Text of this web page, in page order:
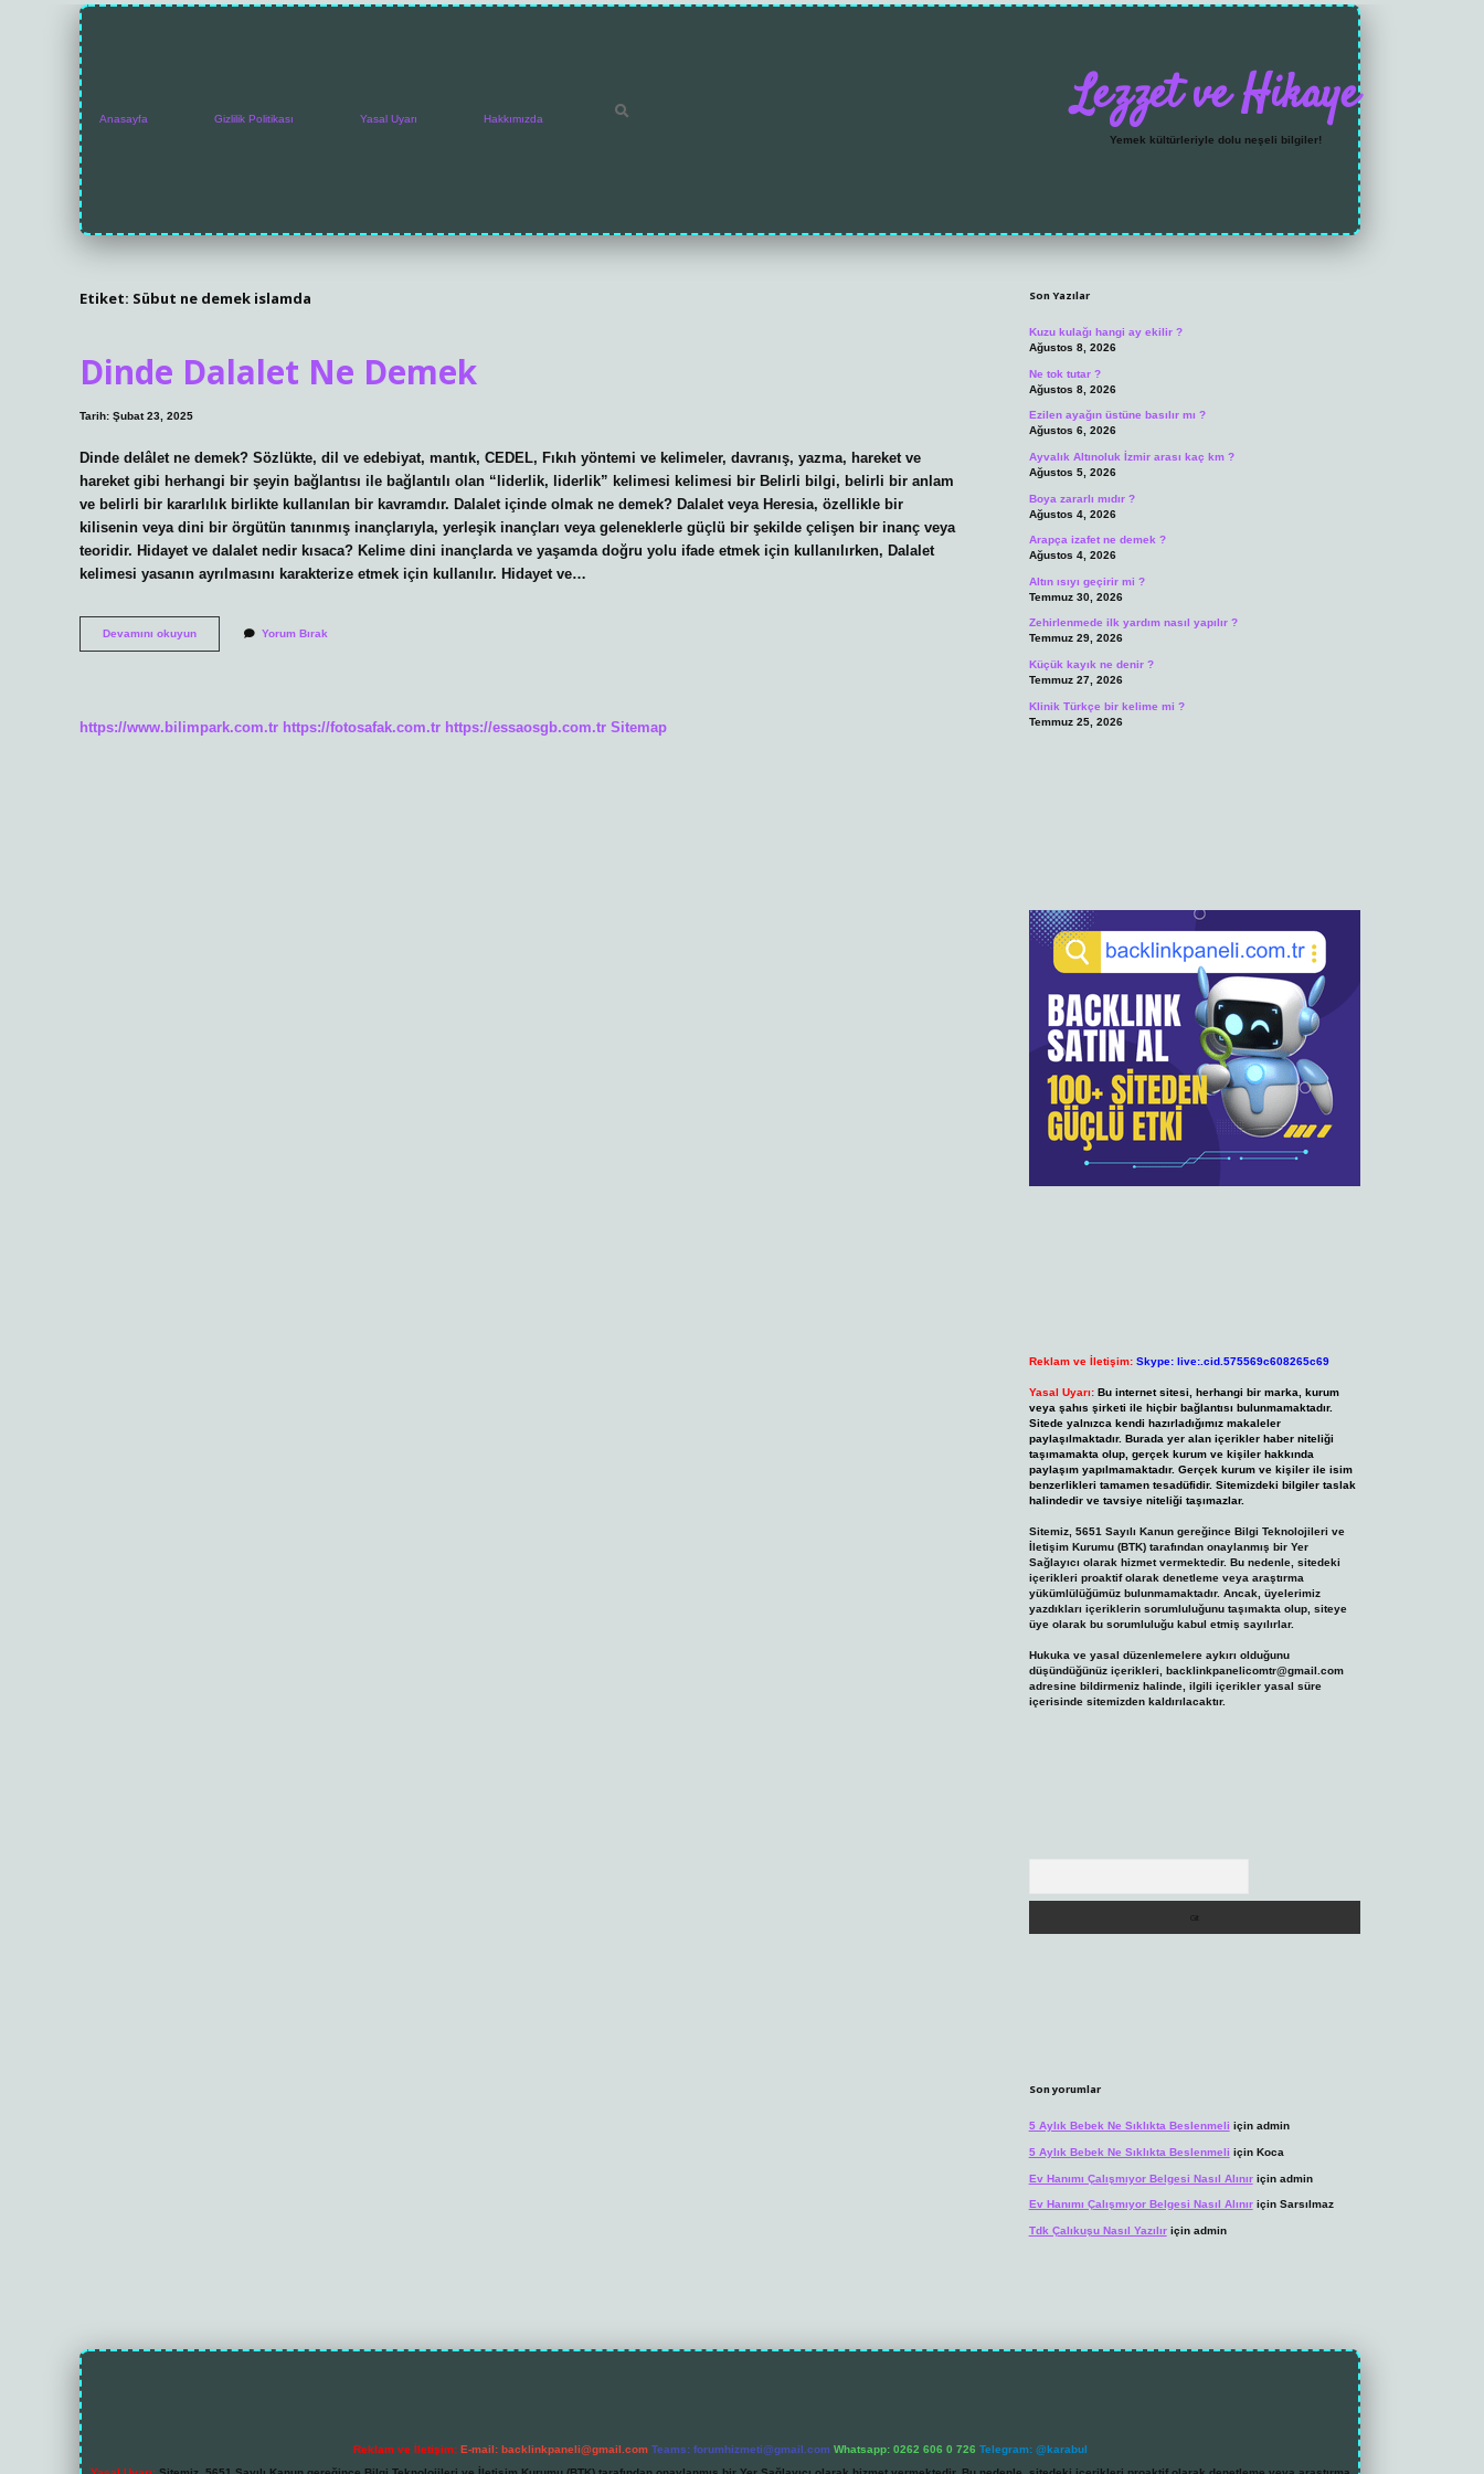
Anasayfa Gizlilik Politikası Yasal Uyarı Hakkımızda Lezzet ve Hikaye
Yemek kültürleriyle dolu neşeli bilgiler!
Etiket: Sübut ne demek islamda
Dinde Dalalet Ne Demek
Tarih: Şubat 23, 2025
Dinde delâlet ne demek? Sözlükte, dil ve edebiyat, mantık, CEDEL, Fıkıh yöntemi ve kelimeler, davranış, yazma, hareket ve
hareket gibi herhangi bir şeyin bağlantısı ile bağlantılı olan “liderlik, liderlik” kelimesi kelimesi bir Belirli bilgi, belirli bir anlam
ve belirli bir kararlılık birlikte kullanılan bir kavramdır. Dalalet içinde olmak ne demek? Dalalet veya Heresia, özellikle bir
kilisenin veya dini bir örgütün tanınmış inançlarıyla, yerleşik inançları veya geleneklerle güçlü bir şekilde çelişen bir inanç veya
teoridir. Hidayet ve dalalet nedir kısaca? Kelime dini inançlarda ve yaşamda doğru yolu ifade etmek için kullanılırken, Dalalet
kelimesi yasanın ayrılmasını karakterize etmek için kullanılır. Hidayet ve…
Devamını okuyunDinde
Dalalet
Yorum Bırak
https://www.bilimpark.com.tr https://fotosafak.com.tr https://essaosgb.com.tr Sitemap
Sidebar
Son Yazılar
Kuzu kulağı hangi ay ekilir ?
Ağustos 8, 2026
Ne tok tutar ?
Ağustos 8, 2026
Ezilen ayağın üstüne basılır mı ?
Ağustos 6, 2026
Ayvalık Altınoluk İzmir arası kaç km ?
Ağustos 5, 2026
Boya zararlı mıdır ?
Ağustos 4, 2026
Arapça izafet ne demek ?
Ağustos 4, 2026
Altın ısıyı geçirir mi ?
Temmuz 30, 2026
Zehirlenmede ilk yardım nasıl yapılır ?
Temmuz 29, 2026
Küçük kayık ne denir ?
Temmuz 27, 2026
Klinik Türkçe bir kelime mi ?
Temmuz 25, 2026
Reklam ve İletişim: Skype: live:.cid.575569c608265c69
Yasal Uyarı: Bu internet sitesi, herhangi bir marka, kurum
veya şahıs şirketi ile hiçbir bağlantısı bulunmamaktadır.
Sitede yalnızca kendi hazırladığımız makaleler
paylaşılmaktadır. Burada yer alan içerikler haber niteliği
taşımamakta olup, gerçek kurum ve kişiler hakkında
paylaşım yapılmamaktadır. Gerçek kurum ve kişiler ile isim
benzerlikleri tamamen tesadüfidir. Sitemizdeki bilgiler taslak
halindedir ve tavsiye niteliği taşımazlar.
Sitemiz, 5651 Sayılı Kanun gereğince Bilgi Teknolojileri ve
İletişim Kurumu (BTK) tarafından onaylanmış bir Yer
Sağlayıcı olarak hizmet vermektedir. Bu nedenle, sitedeki
içerikleri proaktif olarak denetleme veya araştırma
yükümlülüğümüz bulunmamaktadır. Ancak, üyelerimiz
yazdıkları içeriklerin sorumluluğunu taşımakta olup, siteye
üye olarak bu sorumluluğu kabul etmiş sayılırlar.
Hukuka ve yasal düzenlemelere aykırı olduğunu
düşündüğünüz içerikleri, backlinkpanelicomtr@gmail.com
adresine bildirmeniz halinde, ilgili içerikler yasal süre
içerisinde sitemizden kaldırılacaktır.
Son yorumlar
5 Aylık Bebek Ne Sıklıkta Beslenmeli için admin
5 Aylık Bebek Ne Sıklıkta Beslenmeli için Koca
Ev Hanımı Çalışmıyor Belgesi Nasıl Alınıriçin admin
Ev Hanımı Çalışmıyor Belgesi Nasıl Alınıriçin Sarsılmaz
Tdk Çalıkuşu Nasıl Yazılıriçin admin
Reklam ve İletişim: E-mail: backlinkpaneli@gmail.com Teams: forumhizmeti@gmail.com Whatsapp: 0262 606 0 726 Telegram: @karabul